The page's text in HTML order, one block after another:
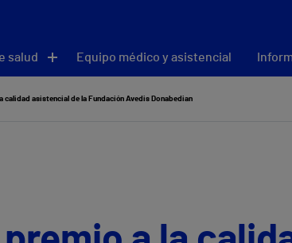
salud Equipo médico y asistencial
calidad asistencial de la Fundación Avedis Donabedian